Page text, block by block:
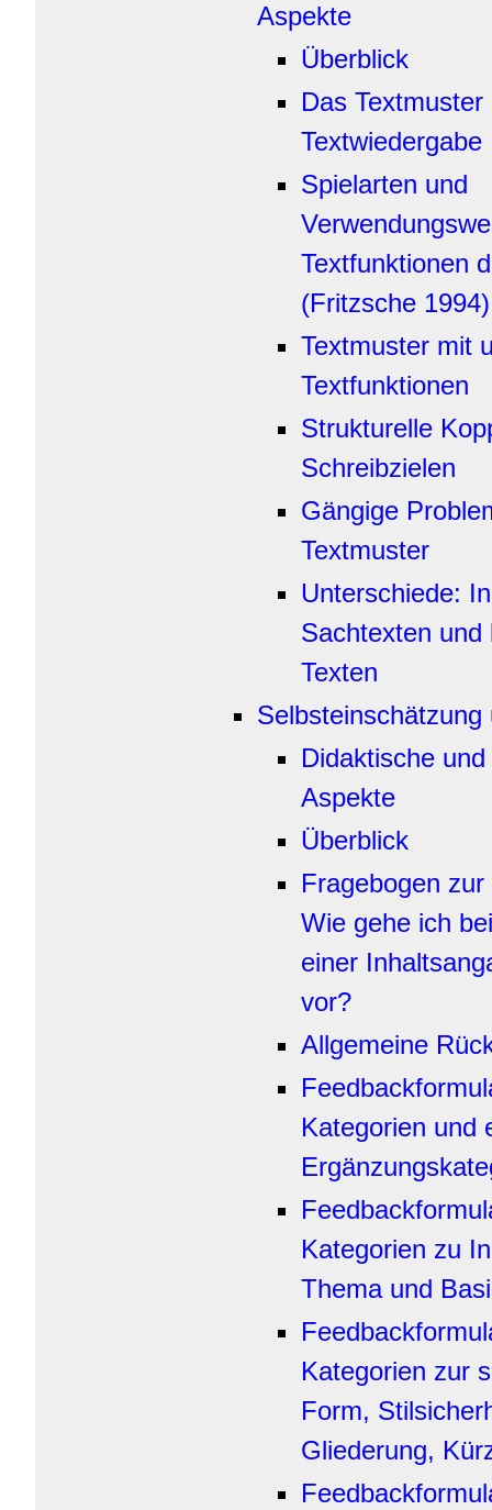
Aspekte
Überblick
Das
Textwiedergabe
Spielarten und
Textfunktionen
(Fritzsche 1994)
Textmuster mit
Textfunktionen
Strukturelle
Schreibzielen
Gängige
Textmuster
Unterschiede:
Sachtexten und
Texten
Didaktische
Aspekte
Überblick
Fragebogen
Wie gehe ich
einer
vor?
Allgemeine
Kategorien und
Kategorien zu
Thema und
Kategorien zur
Form,
Gliederung,